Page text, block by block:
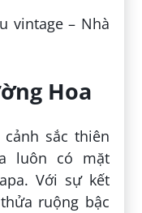
vintage – Nhà
Hoa
sắc thiên
luôn có mặt
Với sự kết
ruộng bậc